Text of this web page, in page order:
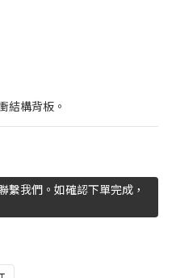
結構背板。
繫我們。如確認下單完成，